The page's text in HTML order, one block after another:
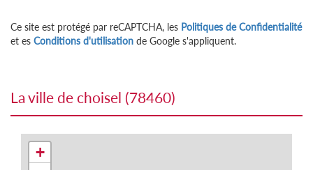
Ce site est protégé par reCAPTCHA, les Politiques de Confidentialité
et es Conditions d'utilisation de Google s'appliquent.
la ville de choisel (78460)
+